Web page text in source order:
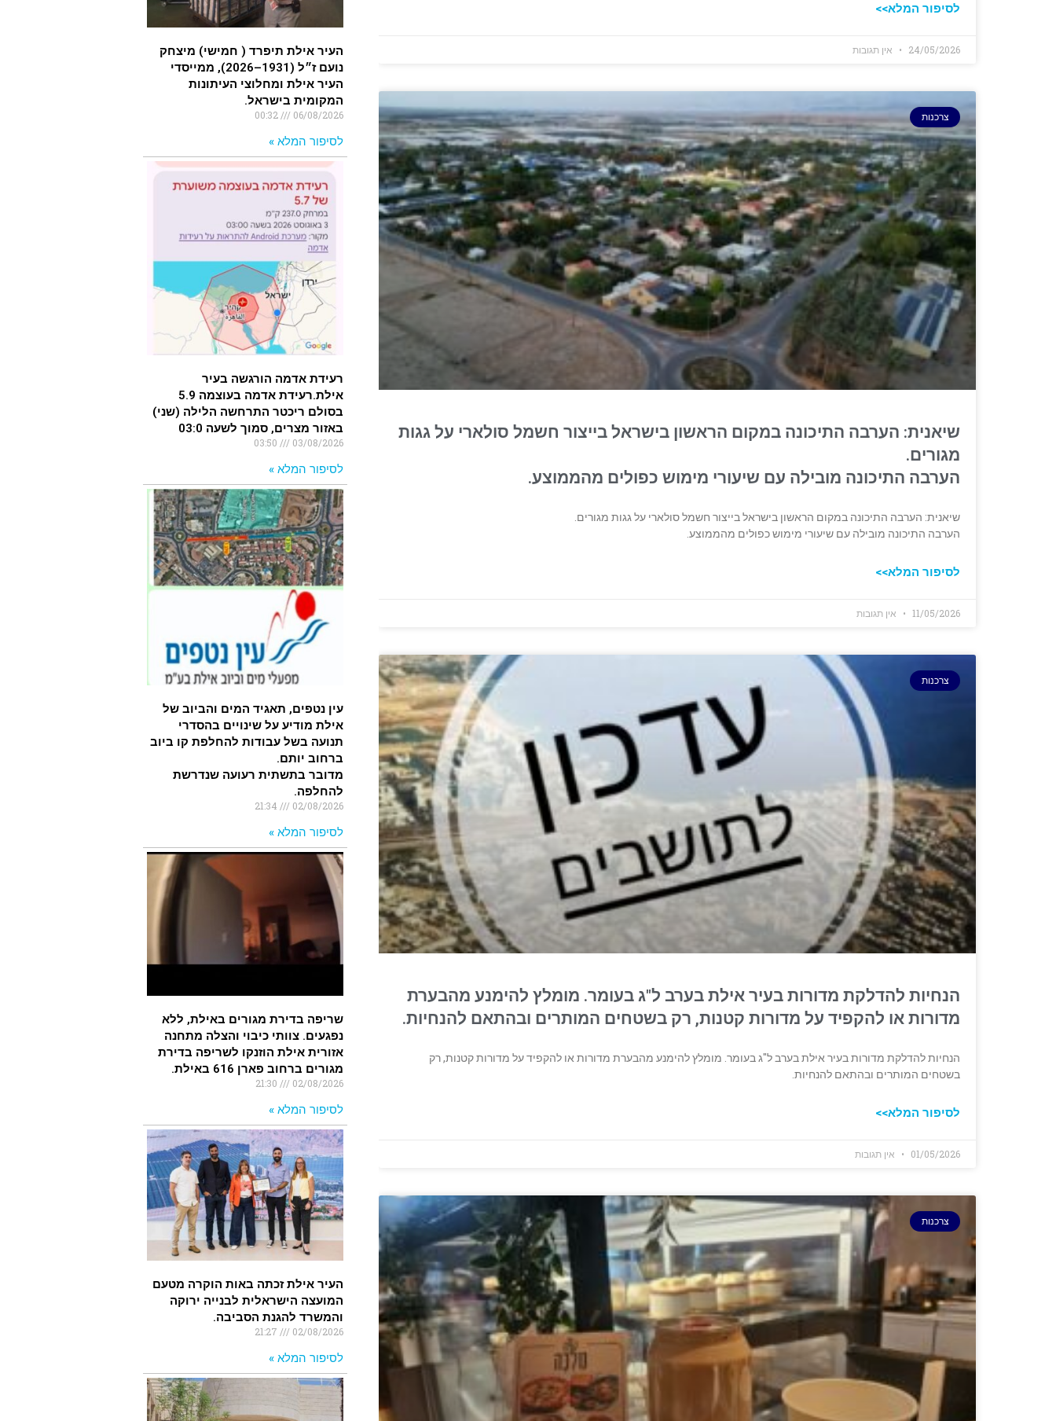
לסיפור המלא>>
24/05/2026 אין תגובות
צרכנות
שיאנית: הערבה התיכונה במקום הראשון בישראל בייצור חשמל סולארי על גגות
מגורים.
הערבה התיכונה מובילה עם שיעורי מימוש כפולים מהממוצע.
שיאנית: הערבה התיכונה במקום הראשון בישראל בייצור חשמל סולארי על גגות מגורים.
הערבה התיכונה מובילה עם שיעורי מימוש כפולים מהממוצע.
לסיפור המלא>>
11/05/2026 אין תגובות
צרכנות
הנחיות להדלקת מדורות בעיר אילת בערב ל"ג בעומר. מומלץ להימנע מהבערת
מדורות או להקפיד על מדורות קטנות, רק בשטחים המותרים ובהתאם להנחיות.
הנחיות להדלקת מדורות בעיר אילת בערב ל"ג בעומר. מומלץ להימנע מהבערת מדורות או להקפיד על מדורות קטנות, רק
בשטחים המותרים ובהתאם להנחיות.
לסיפור המלא>>
01/05/2026 אין תגובות
צרכנות
העיר אילת תיפרד ( חמישי) מיצחק
נועם ז״ל (1931–2026), ממייסדי
העיר אילת ומחלוצי העיתונות
המקומית בישראל.
06/08/2026
00:32
לסיפור המלא »
רעידת אדמה הורגשה בעיר
אילת.רעידת אדמה בעוצמה 5.9
בסולם ריכטר התרחשה הלילה (שני)
באזור מצרים, סמוך לשעה 03:0
03/08/2026
לסיפור המלא »
עין נטפים, תאגיד המים והביוב של
אילת מודיע על שינויים בהסדרי
תנועה בשל עבודות להחלפת קו ביוב
ברחוב יותם.
מדובר בתשתית רעועה שנדרשת
להחלפה.
02/08/2026
לסיפור המלא »
שריפה בדירת מגורים באילת, ללא
נפגעים. צוותי כיבוי והצלה מתחנה
אזורית אילת הוזנקו לשריפה בדירת
מגורים ברחוב פארן 616 באילת.
02/08/2026
21:30
לסיפור המלא »
העיר אילת זכתה באות הוקרה מטעם
המועצה הישראלית לבנייה ירוקה
והמשרד להגנת הסביבה.
02/08/2026
לסיפור המלא »